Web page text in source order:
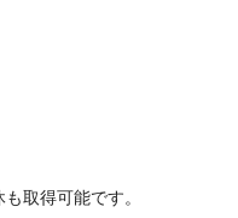
取得可能です。